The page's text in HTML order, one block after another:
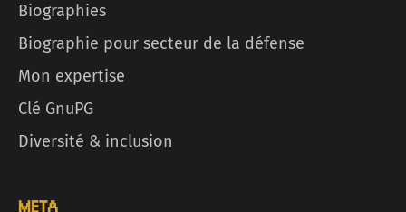
Biographies
Biographie pour secteur de la défense
Mon expertise
Clé GnuPG
Diversité & inclusion
META